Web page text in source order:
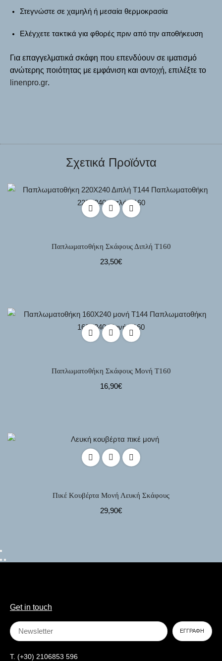
Στεγνώστε σε χαμηλή ή μεσαία θερμοκρασία
Ελέγχετε τακτικά για φθορές πριν από την αποθήκευση
Για επαγγελματικά σκάφη που επενδύουν σε ιματισμό
ανώτερης ποιότητας με εμφάνιση και αντοχή, επιλέξτε το
linenpro.gr.
Σχετικά Προϊόντα
Παπλωματοθήκη Σκάφους Διπλή Τ160
23,50€
Παπλωματοθήκη Σκάφους Μονή Τ160
16,90€
Πικέ Κουβέρτα Μονή Λευκή Σκάφους
29,90€
Get in touch
T. (+30) 2106853 596